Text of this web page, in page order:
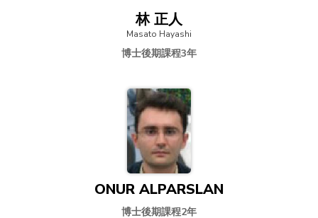
林 正人
Masato Hayashi
博士後期課程3年
ONUR ALPARSLAN
博士後期課程2年